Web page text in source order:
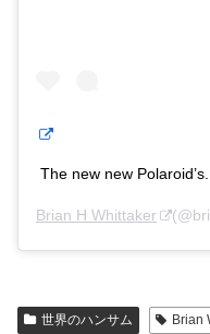
The new new Polaroid’s.
Brian H Whittaker
世界のハンサム Brian